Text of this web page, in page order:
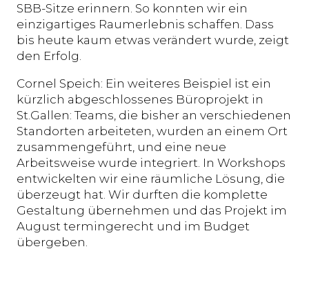
SBB-Sitze erinnern. So konnten wir ein
einzigartiges Raumerlebnis schaffen. Dass
bis heute kaum etwas verändert wurde, zeigt
den Erfolg.
Cornel Speich: Ein weiteres Beispiel ist ein
kürzlich abgeschlossenes Büroprojekt in
St.Gallen: Teams, die bisher an verschiedenen
Standorten arbeiteten, wurden an einem Ort
zusammengeführt, und eine neue
Arbeitsweise wurde integriert. In Workshops
entwickelten wir eine räumliche Lösung, die
überzeugt hat. Wir durften die komplette
Gestaltung übernehmen und das Projekt im
August termingerecht und im Budget
übergeben.